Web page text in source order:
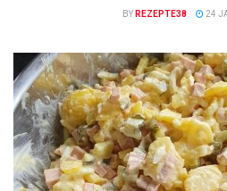
BY REZEPTE38 24